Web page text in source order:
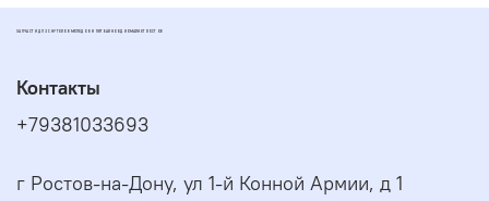
ЗАПЧАСТИ ДЛЯ СКУТЕРОВ МОПЕДОВ И ПИТБАЙКОВ ДИОМАРКЕТ РОСТОВ
Контакты
+79381033693
г Ростов-на-Дону, ул 1-й Конной Армии, д 1